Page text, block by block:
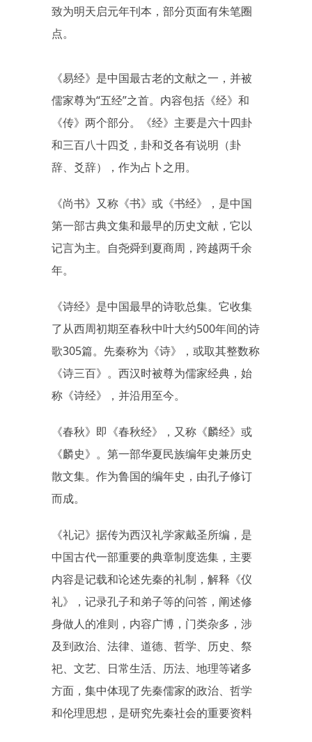
致为明天启元年刊本，部分页面有朱笔圈
点。
《易经》是中国最古老的文献之一，并被
儒家尊为“五经”之首。内容包括《经》和
《传》两个部分。《经》主要是六十四卦
和三百八十四爻，卦和爻各有说明（卦
辞、爻辞），作为占卜之用。
《尚书》又称《书》或《书经》，是中国
第一部古典文集和最早的历史文献，它以
记言为主。自尧舜到夏商周，跨越两千余
年。
《诗经》是中国最早的诗歌总集。它收集
了从西周初期至春秋中叶大约500年间的诗
歌305篇。先秦称为《诗》，或取其整数称
《诗三百》。西汉时被尊为儒家经典，始
称《诗经》，并沿用至今。
《春秋》即《春秋经》，又称《麟经》或
《麟史》。第一部华夏民族编年史兼历史
散文集。作为鲁国的编年史，由孔子修订
而成。
《礼记》据传为西汉礼学家戴圣所编，是
中国古代一部重要的典章制度选集，主要
内容是记载和论述先秦的礼制，解释《仪
礼》，记录孔子和弟子等的问答，阐述修
身做人的准则，内容广博，门类杂多，涉
及到政治、法律、道德、哲学、历史、祭
祀、文艺、日常生活、历法、地理等诸多
方面，集中体现了先秦儒家的政治、哲学
和伦理思想，是研究先秦社会的重要资料